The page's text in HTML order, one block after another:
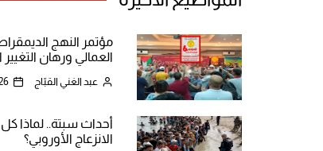
مؤتمر النهج
العمالي ورهان التغيير
عبد الغني القبّاج
أحداث سبتة.. لماذا
الانزعاج الأوروبي؟